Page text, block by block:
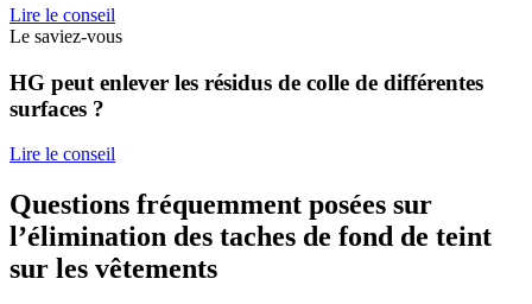
Lire le conseil
Le saviez-vous
HG peut enlever les résidus de colle de différentes
surfaces ?
Lire le conseil
Questions fréquemment posées sur
l’élimination des taches de fond de teint
sur les vêtements